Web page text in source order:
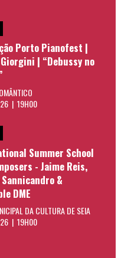
Porto Pianofest |
| “Debussy no
| 19H00
Summer School
- Jaime Reis,
&
DME
DA CULTURA DE SEIA
| 19H00